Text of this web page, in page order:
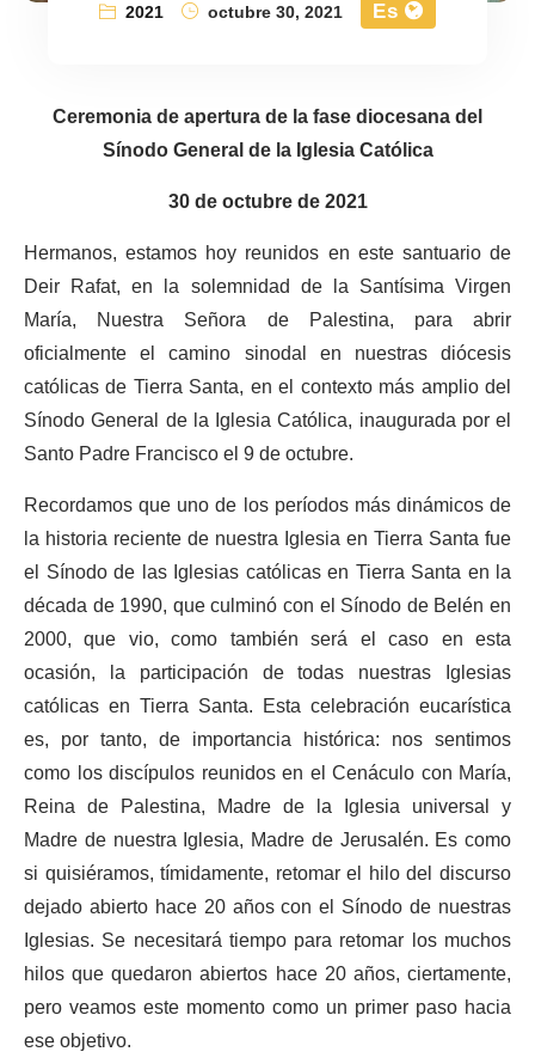
2021 octubre 30, 2021 Es
Ceremonia de apertura de la fase diocesana del
Sínodo General de la Iglesia Católica
30 de octubre de 2021
Hermanos, estamos hoy reunidos en este santuario de
Deir Rafat, en la solemnidad de la Santísima Virgen
María, Nuestra Señora de Palestina, para abrir
oficialmente el camino sinodal en nuestras diócesis
católicas de Tierra Santa, en el contexto más amplio del
Sínodo General de la Iglesia Católica, inaugurada por el
Santo Padre Francisco el 9 de octubre.
Recordamos que uno de los períodos más dinámicos de
la historia reciente de nuestra Iglesia en Tierra Santa fue
el Sínodo de las Iglesias católicas en Tierra Santa en la
década de 1990, que culminó con el Sínodo de Belén en
2000, que vio, como también será el caso en esta
ocasión, la participación de todas nuestras Iglesias
católicas en Tierra Santa. Esta celebración eucarística
es, por tanto, de importancia histórica: nos sentimos
como los discípulos reunidos en el Cenáculo con María,
Reina de Palestina, Madre de la Iglesia universal y
Madre de nuestra Iglesia, Madre de Jerusalén. Es como
si quisiéramos, tímidamente, retomar el hilo del discurso
dejado abierto hace 20 años con el Sínodo de nuestras
Iglesias. Se necesitará tiempo para retomar los muchos
hilos que quedaron abiertos hace 20 años, ciertamente,
pero veamos este momento como un primer paso hacia
ese objetivo.